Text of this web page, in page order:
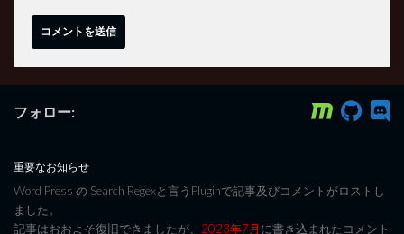
フォロー:
重要なお知らせ
Word Press の Search Regexと言うPluginで記事及びコメントがロストし
ました。
記事はおおよそ復旧できましたが、 2023年7月に書き込まれたコメント